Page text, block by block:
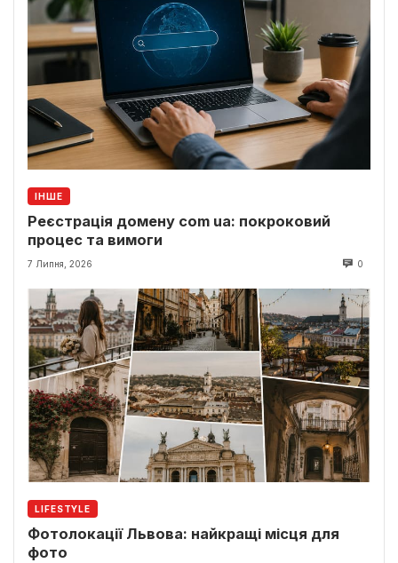
ІНШЕ
Реєстрація домену com ua: покроковий
процес та вимоги
7 Липня, 2026 0
LIFESTYLE
Фотолокації Львова: найкращі місця для
фото